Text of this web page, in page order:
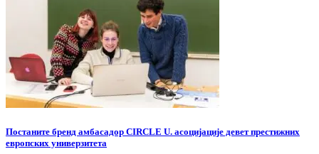
Постаните бренд амбасадор CIRCLE U. асоцијације девет престижних
европских универзитета